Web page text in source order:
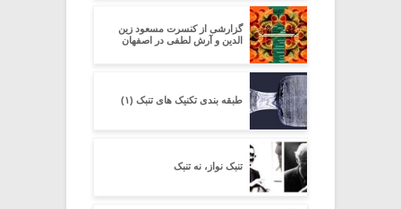
گزارشی از کنسرت مسعود زین
الدین و آرش لطفی در اصفهان
طبقه بندی تکنیک های تنبک (۱)
تنبک نواز، نه تنبک